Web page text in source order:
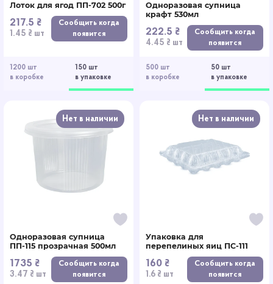
1200 шт
в коробке
150 шт
в упаковке
Лоток для ягод ПП-702 500г
217.5 ₴
1.45 ₴ шт
Сообщить когда
появится
500 шт
в коробке
50 шт
в упаковке
Одноразовая супница
крафт 530мл
222.5 ₴
4.45 ₴ шт
Сообщить когда
появится
Нет в наличии
Одноразовая супница
ПП-115 прозрачная 500мл
1735 ₴
3.47 ₴ шт
Сообщить когда
появится
Нет в наличии
Упаковка для
перепелиных яиц ПС-111
160 ₴
1.6 ₴ шт
Сообщить когда
появится